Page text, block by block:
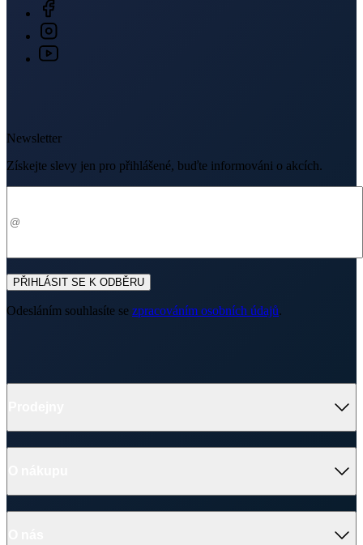
Newsletter
Získejte slevy jen pro přihlášené, buďte informováni o akcích.
PŘIHLÁSIT SE K ODBĚRU
Odesláním souhlasíte se zpracováním osobních údajů.